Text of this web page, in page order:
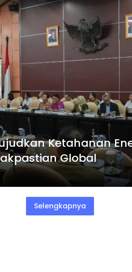
Ketahanan
Global
Selengkapnya